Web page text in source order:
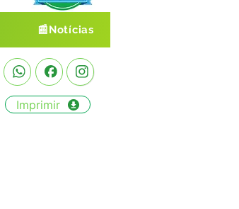
📰Notícias
Imprimir